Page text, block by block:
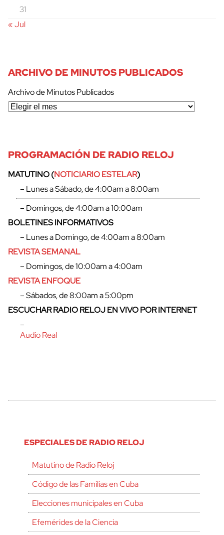
31
« Jul
ARCHIVO DE MINUTOS PUBLICADOS
Archivo de Minutos Publicados
PROGRAMACIÓN DE RADIO RELOJ
MATUTINO (NOTICIARIO ESTELAR)
– Lunes a Sábado, de 4:00am a 8:00am
– Domingos, de 4:00am a 10:00am
BOLETINES INFORMATIVOS
– Lunes a Domingo, de 4:00am a 8:00am
REVISTA SEMANAL
– Domingos, de 10:00am a 4:00am
REVISTA ENFOQUE
– Sábados, de 8:00am a 5:00pm
ESCUCHAR RADIO RELOJ EN VIVO POR INTERNET
–
Audio Real
ESPECIALES DE RADIO RELOJ
Matutino de Radio Reloj
Código de las Familias en Cuba
Elecciones municipales en Cuba
Efemérides de la Ciencia